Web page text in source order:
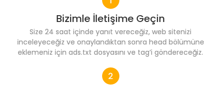
Bizimle İletişime Geçin
Size 24 saat içinde yanıt vereceğiz, web sitenizi
inceleyeceğiz ve onaylandıktan sonra head bölümüne
eklemeniz için ads.txt dosyasını ve tag’i göndereceğiz.